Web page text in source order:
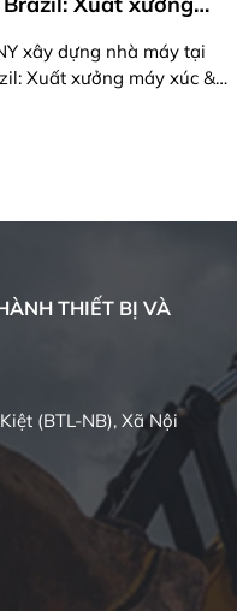
container điện: Giải
xanh, thông minh cho
vận hành đường sắt
THIẾT BỊ VÀ
(BTL-NB), Xã Nội